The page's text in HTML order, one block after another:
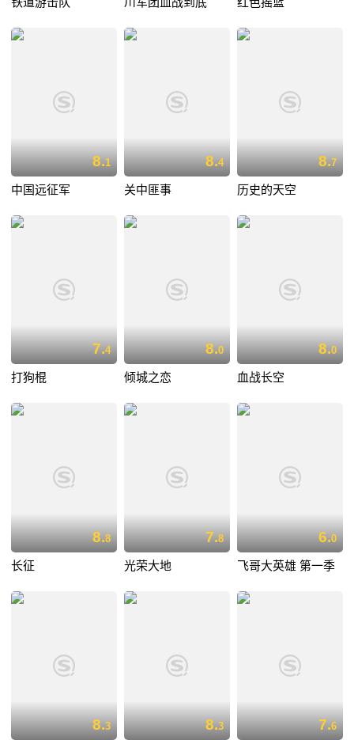
8.1
中国远征军
8.4
关中匪事
8.7
历史的天空
7.4
打狗棍
8.0
倾城之恋
8.0
血战长空
8.8
长征
7.8
光荣大地
6.0
飞哥大英雄 第一季
8.3 8.3 7.6